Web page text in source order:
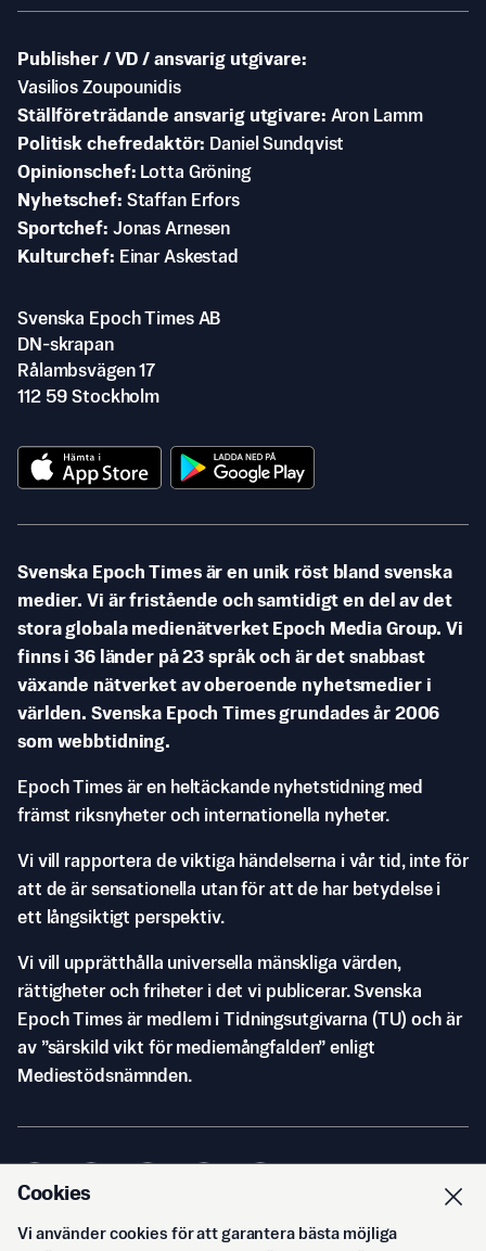
Publisher / VD / ansvarig utgivare
Vasilios Zoupounidis
Ställföreträdande ansvarig utgivare Aron Lamm
Politisk chefredaktör
Daniel Sundqvist
Opinionschef
Lotta Gröning
Nyhetschef Staffan Erfors
Sportchef Jonas Arnesen
Kulturchef
Einar Askestad
Svenska Epoch Times AB
DN-skrapan
Rålambsvägen 17
112 59 Stockholm
Svenska Epoch Times är en unik röst bland svenska
medier. Vi är fristående och samtidigt en del av det
stora globala medienätverket Epoch Media Group. Vi
finns i 36 länder på 23 språk och är det snabbast
växande nätverket av oberoende nyhetsmedier i
världen. Svenska Epoch Times grundades år 2006
som webbtidning.
Epoch Times är en heltäckande nyhetstidning med
främst riksnyheter och internationella nyheter.
Vi vill rapportera de viktiga händelserna i vår tid, inte för
att de är sensationella utan för att de har betydelse i
ett långsiktigt perspektiv.
Vi vill upprätthålla universella mänskliga värden,
rättigheter och friheter i det vi publicerar. Svenska
Epoch Times är medlem i Tidningsutgivarna (TU) och är
av ”särskild vikt för mediemångfalden” enligt
Mediestödsnämnden.
© Svenska Epoch Times AB2026
Cookies
Vi använder cookies för att garantera bästa möjliga